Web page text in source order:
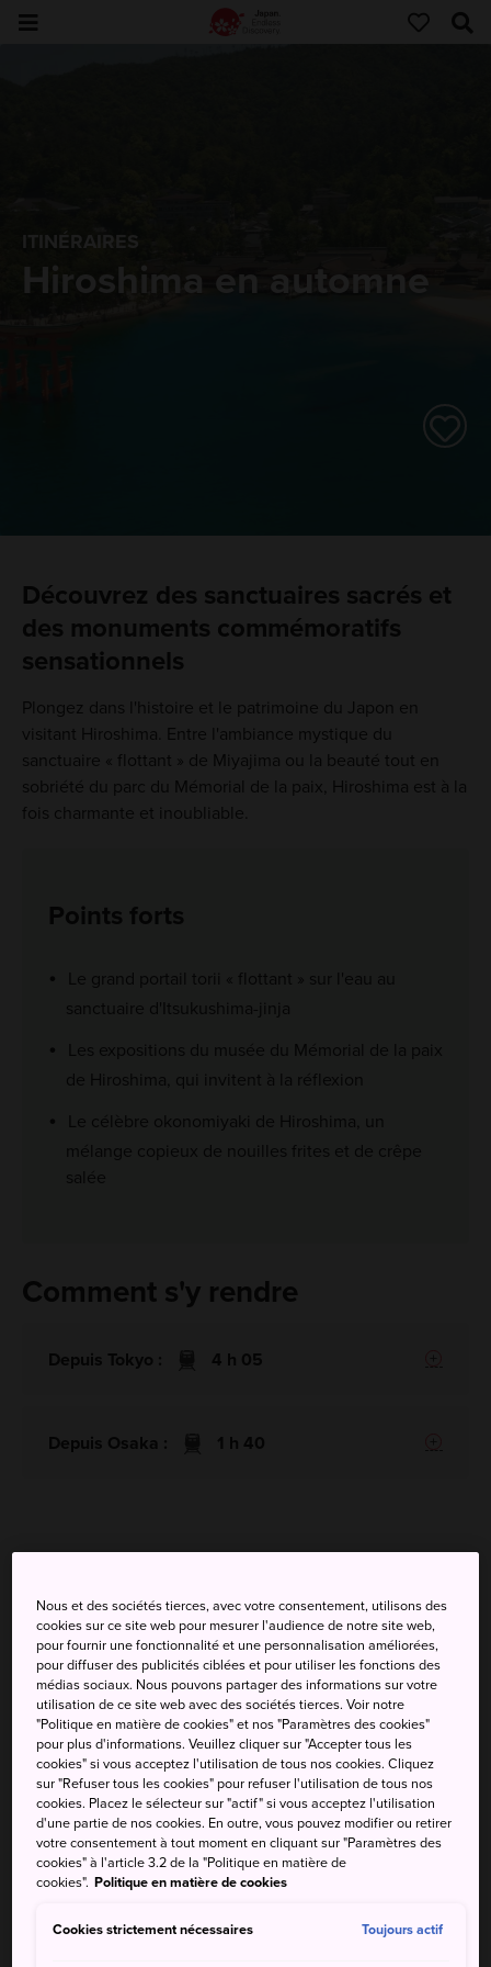
ITINÉRAIRES
Hiroshima en automne
Découvrez des sanctuaires sacrés et
des monuments commémoratifs
sensationnels
Plongez dans l'histoire et le patrimoine du Japon en
visitant Hiroshima. Entre l'ambiance mystique du
sanctuaire « flottant » de Miyajima ou la beauté tout en
sobriété du parc du Mémorial de la paix, Hiroshima est à la
fois charmante et inoubliable.
Points forts
Le grand portail torii « flottant » sur l'eau au
sanctuaire d'Itsukushima-jinja
Les expositions du musée du Mémorial de la paix
de Hiroshima, qui invitent à la réflexion
Le célèbre okonomiyaki de Hiroshima, un
mélange copieux de nouilles frites et de crêpe
salée
Comment s'y rendre
Depuis Tokyo : 4 h 05
Depuis Osaka : 1 h 40
Nous et des sociétés tierces, avec votre consentement, utilisons des
cookies sur ce site web pour mesurer l'audience de notre site web,
pour fournir une fonctionnalité et une personnalisation améliorées,
pour diffuser des publicités ciblées et pour utiliser les fonctions des
médias sociaux. Nous pouvons partager des informations sur votre
utilisation de ce site web avec des sociétés tierces. Voir notre
"Politique en matière de cookies" et nos "Paramètres des cookies"
pour plus d'informations. Veuillez cliquer sur "Accepter tous les
cookies" si vous acceptez l'utilisation de tous nos cookies. Cliquez
sur "Refuser tous les cookies" pour refuser l'utilisation de tous nos
cookies. Placez le sélecteur sur "actif" si vous acceptez l'utilisation
d'une partie de nos cookies. En outre, vous pouvez modifier ou retirer
votre consentement à tout moment en cliquant sur "Paramètres des
cookies" à l'article 3.2 de la "Politique en matière de
cookies". Politique en matière de cookies
Cookies strictement nécessaires Toujours actif